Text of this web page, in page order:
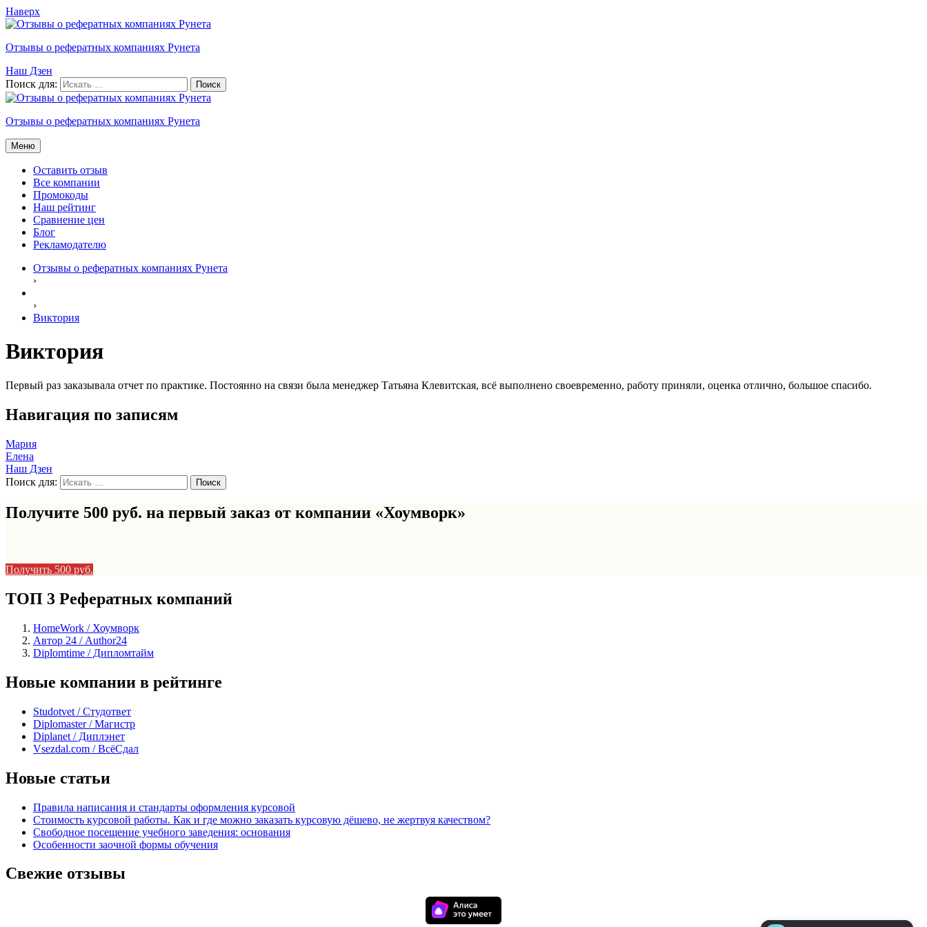
Наверх
Отзывы о рефератных компаниях Рунета
Наш Дзен
Поиск для:
Отзывы о рефератных компаниях Рунета
Меню
Оставить отзыв
Все компании
Промокоды
Наш рейтинг
Сравнение цен
Блог
Рекламодателю
Отзывы о рефератных компаниях Рунета
›
›
Виктория
Виктория
Первый раз заказывала отчет по практике. Постоянно на связи была менеджер Татьяна Клевитская, всё выполнено своевременно, работу приняли, оценка отлично, большое спасибо.
Навигация по записям
Мария
Елена
Наш Дзен
Поиск для:
Получите 500 руб. на первый заказ от компании «Хоумворк»
Получить 500 руб.
ТОП 3 Рефератных компаний
HomeWork / Хоумворк
Автор 24 / Author24
Diplomtime / Дипломтайм
Новые компании в рейтинге
Studotvet / Студответ
Diplomaster / Магистр
Diplanet / Диплэнет
Vsezdal.com / ВсёСдал
Новые статьи
Правила написания и стандарты оформления курсовой
Стоимость курсовой работы. Как и где можно заказать курсовую дёшево, не жертвуя качеством?
Свободное посещение учебного заведения: основания
Особенности заочной формы обучения
Свежие отзывы